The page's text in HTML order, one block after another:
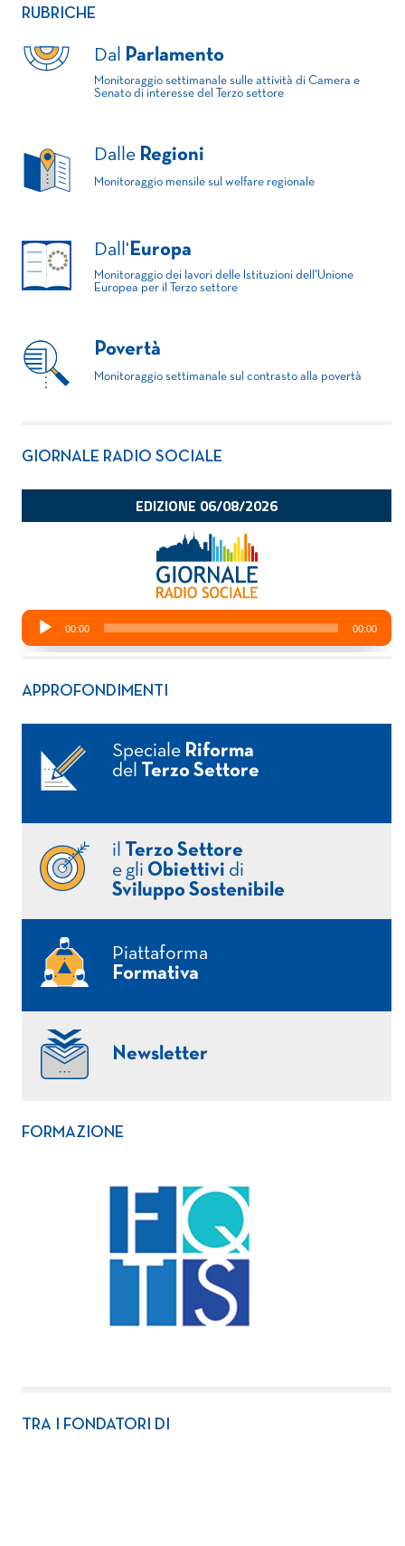
RUBRICHE
Dal Parlamento
Monitoraggio settimanale sulle attività di Camera e
Senato di interesse del Terzo settore
Dalle Regioni
Monitoraggio mensile sul welfare regionale
Dall' Europa
Monitoraggio dei lavori delle Istituzioni dell'Unione
Europea per il Terzo settore
Povertà
Monitoraggio settimanale sul contrasto alla povertà
GIORNALE RADIO SOCIALE
APPROFONDIMENTI
Speciale Riforma
del
Terzo Settore
il
Terzo Settore
e gli Obiettivi di
Sviluppo Sostenibile
Piattaforma
Formativa
Newsletter
FORMAZIONE
TRA I FONDATORI DI